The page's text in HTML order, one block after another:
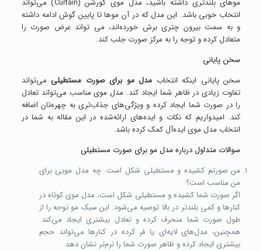
انتخاب خوبی باشد. این مدل که در آن موها تا پایین گوش ادامه داشته
و به سمت بیرون چتری برش خورده‌اند، می تواند عرض صورت را
متعادل کرده و توجه را به مرکز صورت جلب کند.
سخن پایانی
سخن پایانی اینکه انتخاب مدل مو برای صورت مستطیلی می‌تواند
تفاوت زیادی در ظاهر شما ایجاد کند. مدل موی مناسب می‌تواند تعادل
را در صورت شما ایجاد کرده و ویژگی‌های جذاب‌تری به چهره‌تان اضافه
کند. امیدواریم که نکات و ایده‌های ارائه‌شده در این مقاله به شما در
انتخاب مدل موی ایده‌آل کمک کرده باشد.
سوالات متداول درباره مدل مو برای صورت مستطیلی
من صورتم کشیده و مستطیلی شکل است. چه مدل مویی برای
من مناسب است؟
اگر صورت شما کشیده و مستطیلی شکل است، مدل موی کوتاه در
کنارها و کمی بلندتر در بالا توصیه می‌شود. این سبک مو توجه را از
طول صورت شما منحرف کرده و تعادل بیشتری ایجاد می‌کند.
همچنین، مدل‌های لایه‌ای یا فر کرده در کنارها می‌تواند حجم
بیشتری ایجاد کرده و ظاهر صورت شما را نرم‌تر نشان دهد.